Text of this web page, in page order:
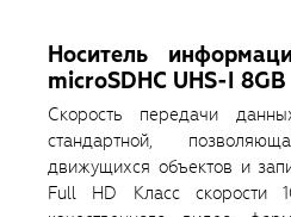
Носитель
microSDHC UHS-I 8GB
Скорость передачи
стандартной,
движущихся объектов и
Full HD Класс скорости